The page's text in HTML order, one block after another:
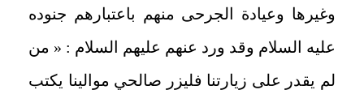
وغيرها وعيادة الجرحى منهم باعتبارهم جنوده
عليه السلام وقد ورد عنهم عليهم السلام : « من
لم يقدر على زيارتنا فليزر صالحي موالينا يكتب